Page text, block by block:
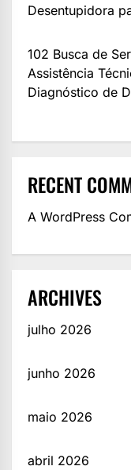
Desentupidora
102 Busca de
Assistência
Diagnóstico de
RECENT
A WordPress
ARCHIVES
julho 2026
junho 2026
maio 2026
abril 2026